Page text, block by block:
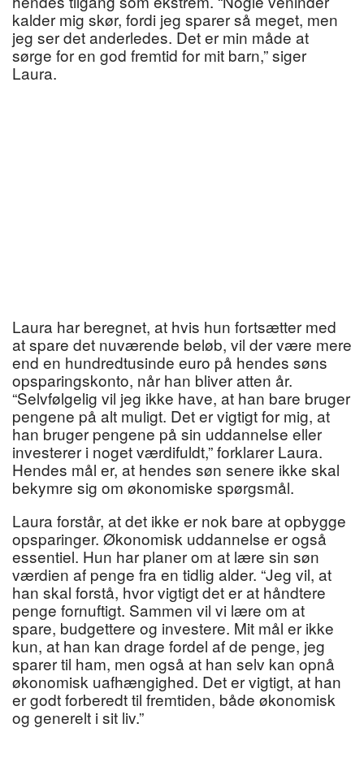
kalder mig skør, fordi jeg sparer så meget, men
jeg ser det anderledes. Det er min måde at
sørge for en god fremtid for mit barn,” siger
Laura.
Laura har beregnet, at hvis hun fortsætter med
at spare det nuværende beløb, vil der være mere
end en hundredtusinde euro på hendes søns
opsparingskonto, når han bliver atten år.
“Selvfølgelig vil jeg ikke have, at han bare bruger
pengene på alt muligt. Det er vigtigt for mig, at
han bruger pengene på sin uddannelse eller
investerer i noget værdifuldt,” forklarer Laura.
Hendes mål er, at hendes søn senere ikke skal
bekymre sig om økonomiske spørgsmål.
Laura forstår, at det ikke er nok bare at opbygge
opsparinger. Økonomisk uddannelse er også
essentiel. Hun har planer om at lære sin søn
værdien af penge fra en tidlig alder. “Jeg vil, at
han skal forstå, hvor vigtigt det er at håndtere
penge fornuftigt. Sammen vil vi lære om at
spare, budgettere og investere. Mit mål er ikke
kun, at han kan drage fordel af de penge, jeg
sparer til ham, men også at han selv kan opnå
økonomisk uafhængighed. Det er vigtigt, at han
er godt forberedt til fremtiden, både økonomisk
og generelt i sit liv.”